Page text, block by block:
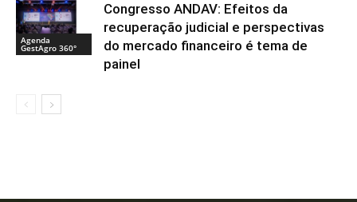
Agenda
GestAgro 360°
Congresso ANDAV: Efeitos da
recuperação judicial e perspectivas
do mercado financeiro é tema de
painel